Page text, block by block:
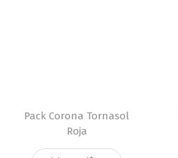
Pack Corona Tornasol
Roja